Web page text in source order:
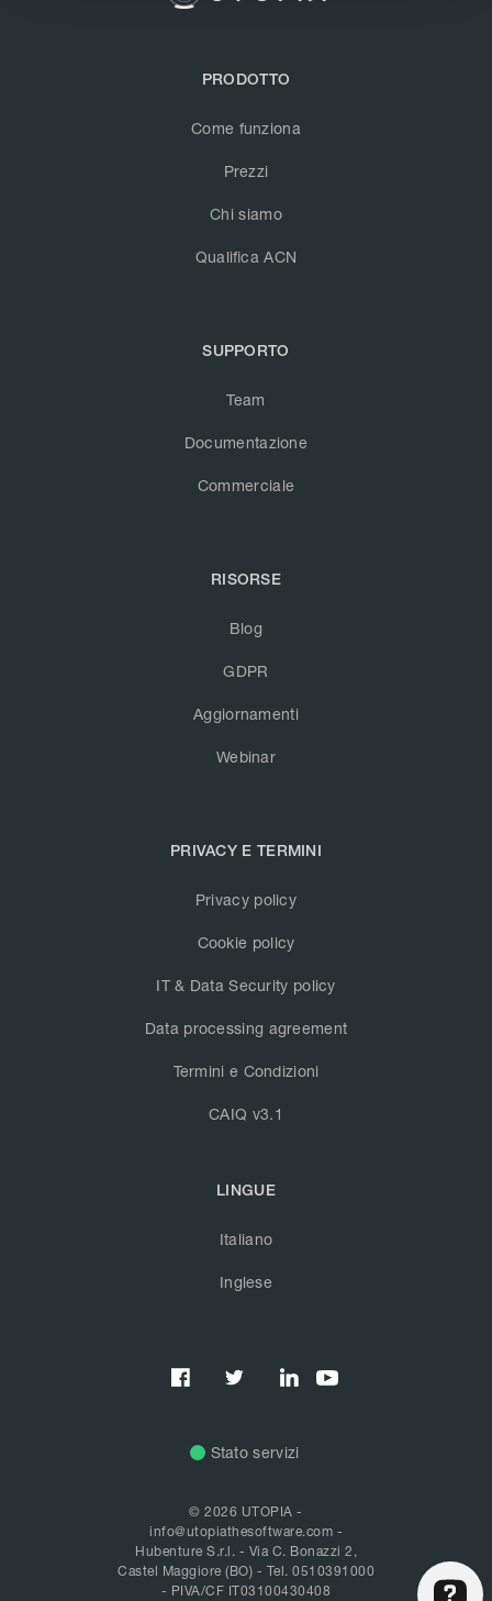
PRODOTTO
Come funziona
Prezzi
Chi siamo
Qualifica ACN
SUPPORTO
Team
Documentazione
Commerciale
RISORSE
Blog
GDPR
Aggiornamenti
Webinar
PRIVACY E TERMINI
Privacy policy
Cookie policy
IT & Data Security policy
Data processing agreement
Termini e Condizioni
CAIQ v3.1
LINGUE
Italiano
Inglese
  
Stato servizi
© 2026 UTOPIA -
info@utopiathesoftware.com -
Hubenture S.r.l. - Via C. Bonazzi 2,
Castel Maggiore (BO) - Tel. 0510391000
- PIVA/CF IT03100430408